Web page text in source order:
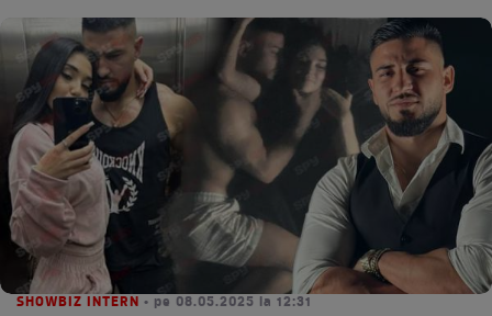
SHOWBIZ INTERN • pe 08.05.2025 la 12:31